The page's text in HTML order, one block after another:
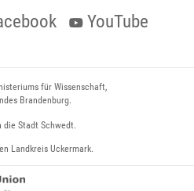
YouTube
für Wissenschaft,
Brandenburg.
Stadt Schwedt.
Landkreis Uckermark.